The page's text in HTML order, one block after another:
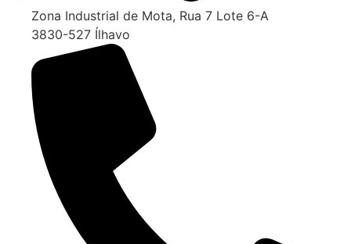
Zona Industrial de Mota, Rua 7 Lote 6-A
3830-527 Ílhavo